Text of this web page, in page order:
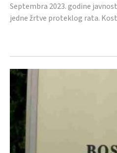
Septembra 2023. godine
jedne žrtve proteklog rata.